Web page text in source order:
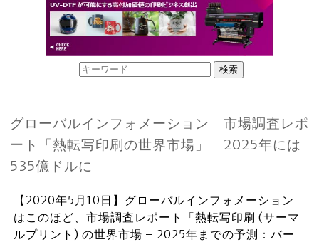
グローバルインフォメーション 市場調査レポ
ート「熱転写印刷の世界市場」 2025年には
535億ドルに
【2020年5月10日】グローバルインフォメーション
はこのほど、市場調査レポート「熱転写印刷 (サーマ
ルプリント) の世界市場 – 2025年までの予測：バー